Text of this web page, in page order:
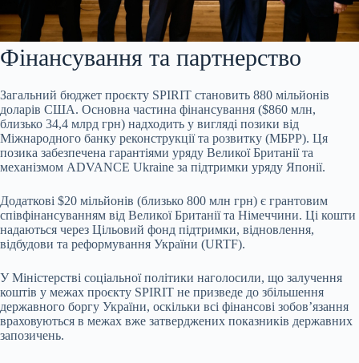
Фінансування та партнерство
Загальний бюджет проєкту SPIRIT становить 880 мільйонів
доларів США. Основна частина фінансування ($860 млн,
близько 34,4 млрд грн) надходить у вигляді позики від
Міжнародного банку реконструкції та розвитку (МБРР). Ця
позика забезпечена гарантіями уряду Великої Британії та
механізмом ADVANCE Ukraine за підтримки уряду Японії.
Додаткові $20 мільйонів (близько 800 млн грн) є грантовим
співфінансуванням від Великої Британії та Німеччини. Ці кошти
надаються через Цільовий фонд підтримки, відновлення,
відбудови та реформування України (URTF).
У Міністерстві соціальної політики наголосили, що залучення
коштів у межах проєкту SPIRIT не призведе до збільшення
державного боргу України, оскільки всі фінансові зобов’язання
враховуються в межах вже затверджених показників державних
запозичень.